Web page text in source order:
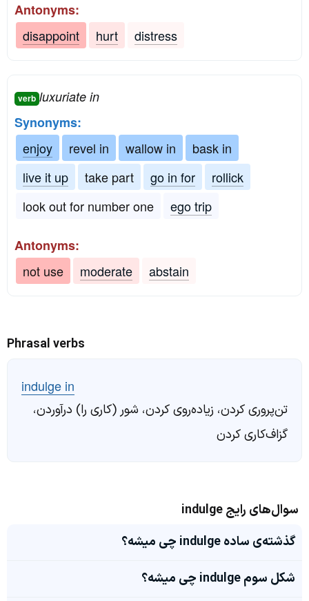
Antonyms:
disappoint
hurt distress
verb luxuriate in
Synonyms:
enjoy
revel in wallow in
bask in
live it up
take part go in for
rollick
look out for number one
ego trip
Antonyms:
not use
moderate abstain
Phrasal verbs
indulge in
تن‌پروری کردن، زیاده‌روی کردن، شور (کاری را) درآوردن،
گزاف‌کاری کردن
سوال‌های رایج indulge
گذشته‌ی ساده indulge چی میشه؟
شکل سوم indulge چی میشه؟